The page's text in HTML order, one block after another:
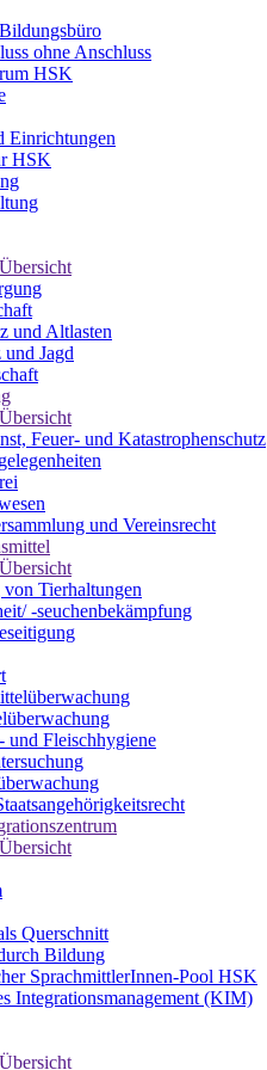
ohne Anschluss
HSK
Einrichtungen
HSK
und Altlasten
Jagd
Feuer- und Katastrophenschutz
und Vereinsrecht
Tierhaltungen
-seuchenbekämpfung
und Fleischhygiene
Querschnitt
Bildung
SprachmittlerInnen-Pool HSK
Integrationsmanagement (KIM)